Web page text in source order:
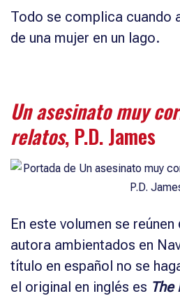
Todo se complica cuando
de una mujer en un lago.
Un asesinato muy
relatos, P.D. James
En este volumen se reúnen
autora ambientados en
título en español no se
el original en inglés es The